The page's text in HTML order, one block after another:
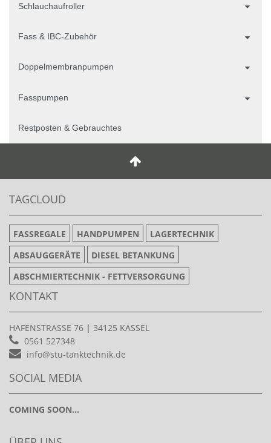
Schlauchaufroller
Fass & IBC-Zubehör
Doppelmembranpumpen
Fasspumpen
Restposten & Gebrauchtes
TAGCLOUD
FASSREGALE HANDPUMPEN
LAGERTECHNIK
ABSAUGGERÄTE
DIESEL BETANKUNG
ABSCHMIERTECHNIK - FETTVERSORGUNG
KONTAKT
HAFENSTRASSE 76 | 34125 KASSEL
0561 527348
info@stu-tanktechnik.de
SOCIAL MEDIA
COMING SOON...